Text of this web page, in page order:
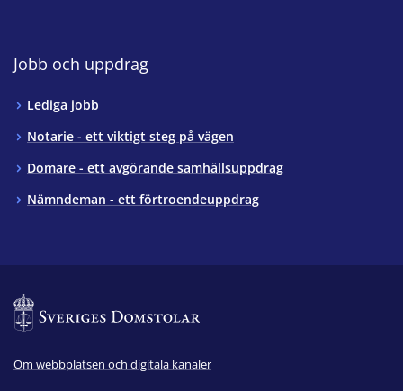
Jobb och uppdrag
Lediga jobb
Notarie - ett viktigt steg på vägen
Domare - ett avgörande samhällsuppdrag
Nämndeman - ett förtroendeuppdrag
Om webbplatsen och digitala kanaler